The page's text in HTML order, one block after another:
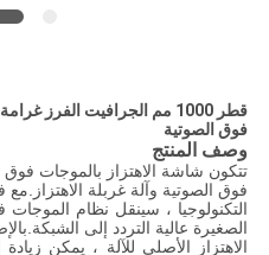
قطر 1000 مم الجرافيت
فوق الصوتية
وصف المنتج
تتكون شاشة الاهتزاز بالموجات فوق
فوق الصوتية وآلة غربلة الاهتزاز.مع
الصغيرة عالية التردد إلى
الاهتزاز الأصلي للآلة ، يمكن